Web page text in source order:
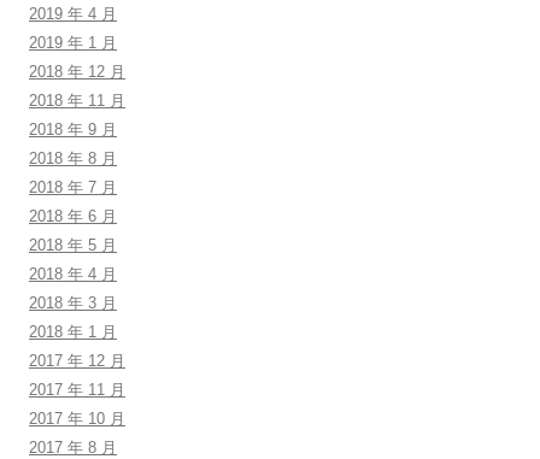
2019 年 4 月
2019 年 1 月
2018 年 12 月
2018 年 11 月
2018 年 9 月
2018 年 8 月
2018 年 7 月
2018 年 6 月
2018 年 5 月
2018 年 4 月
2018 年 3 月
2018 年 1 月
2017 年 12 月
2017 年 11 月
2017 年 10 月
2017 年 8 月